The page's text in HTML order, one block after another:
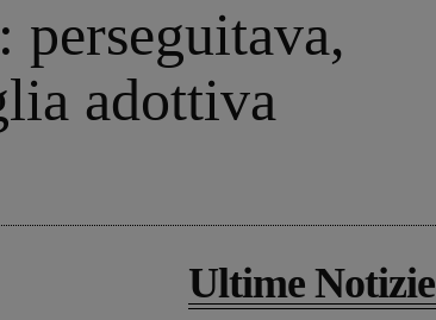
perseguitava,
adottiva
Ultime Notizie